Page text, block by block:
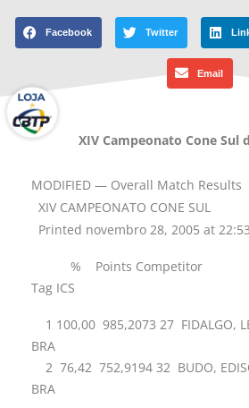
Facebook Twitter
Email
XIV Campeonato Cone Sul
MODIFIED — Overall Match Results
XIV CAMPEONATO CONE SUL
Printed novembro 28, 2005 at 22:53
% Points Competitor
Tag ICS
1 100,00 985,2073 27
BRA
2 76,42 752,9194 32
BRA